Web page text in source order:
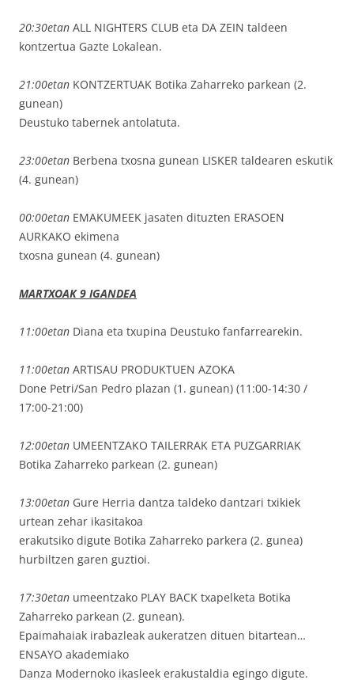
20:30etan ALL NIGHTERS CLUB eta DA ZEIN taldeen
kontzertua Gazte Lokalean.
21:00etan KONTZERTUAK Botika Zaharreko parkean (2.
gunean)
Deustuko tabernek antolatuta.
23:00etan Berbena txosna gunean LISKER taldearen eskutik
(4. gunean)
00:00etan EMAKUMEEK jasaten dituzten ERASOEN
AURKAKO ekimena
txosna gunean (4. gunean)
MARTXOAK 9 IGANDEA
11:00etan Diana eta txupina Deustuko fanfarrearekin.
11:00etan ARTISAU PRODUKTUEN AZOKA
Done Petri/San Pedro plazan (1. gunean) (11:00-14:30 /
17:00-21:00)
12:00etan UMEENTZAKO TAILERRAK ETA PUZGARRIAK
Botika Zaharreko parkean (2. gunean)
13:00etan Gure Herria dantza taldeko dantzari txikiek
urtean zehar ikasitakoa
erakutsiko digute Botika Zaharreko parkera (2. gunea)
hurbiltzen garen guztioi.
17:30etan umeentzako PLAY BACK txapelketa Botika
Zaharreko parkean (2. gunean).
Epaimahaiak irabazleak aukeratzen dituen bitartean…
ENSAYO akademiako
Danza Modernoko ikasleek erakustaldia egingo digute.